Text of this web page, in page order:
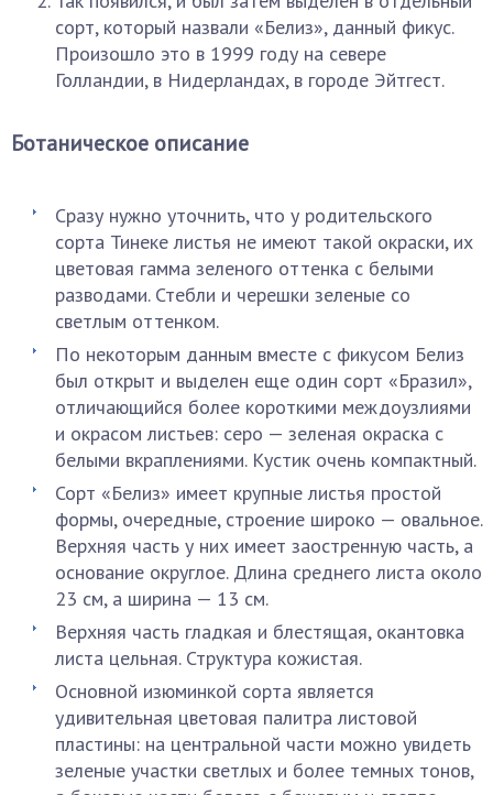
сорт, который назвали «Белиз», данный фикус.
Произошло это в 1999 году на севере
Голландии, в Нидерландах, в городе Эйтгест.
Ботаническое описание
Сразу нужно уточнить, что у родительского
сорта Тинеке листья не имеют такой окраски, их
цветовая гамма зеленого оттенка с белыми
разводами. Стебли и черешки зеленые со
светлым оттенком.
По некоторым данным вместе с фикусом Белиз
был открыт и выделен еще один сорт «Бразил»,
отличающийся более короткими междоузлиями
и окрасом листьев: серо — зеленая окраска с
белыми вкраплениями. Кустик очень компактный.
Сорт «Белиз» имеет крупные листья простой
формы, очередные, строение широко — овальное.
Верхняя часть у них имеет заостренную часть, а
основание округлое. Длина среднего листа около
23 см, а ширина — 13 см.
Верхняя часть гладкая и блестящая, окантовка
листа цельная. Структура кожистая.
Основной изюминкой сорта является
удивительная цветовая палитра листовой
пластины: на центральной части можно увидеть
зеленые участки светлых и более темных тонов,